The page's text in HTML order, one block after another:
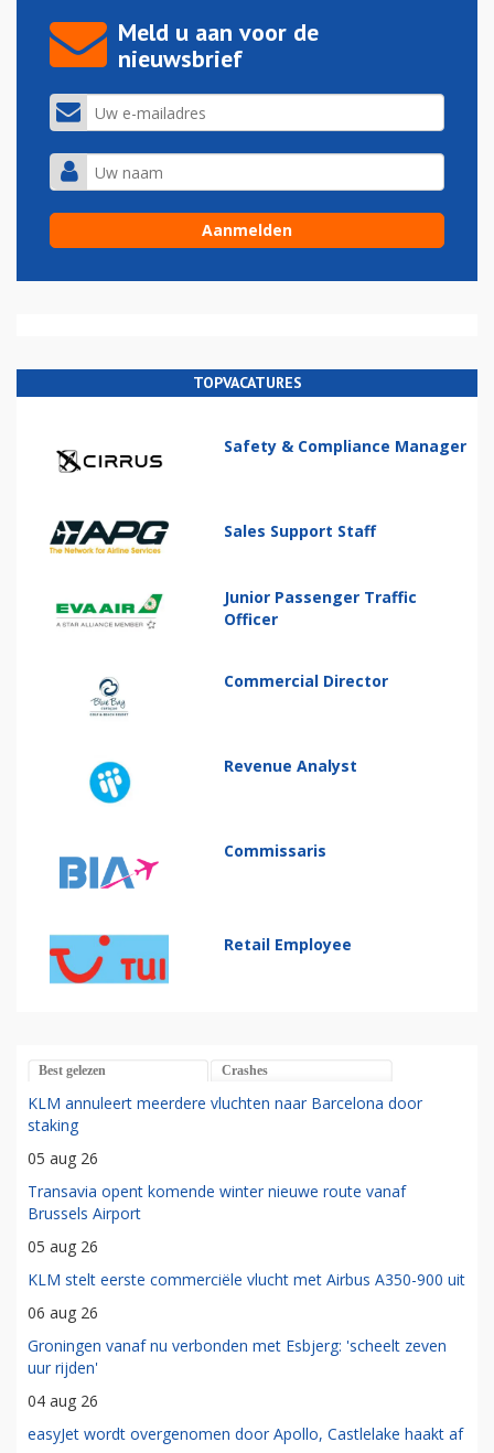
Meld u aan voor de
nieuwsbrief
TOPVACATURES
Safety & Compliance Manager
Sales Support Staff
Junior Passenger Traffic
Officer
Commercial Director
Revenue Analyst
Commissaris
Retail Employee
Best gelezen Crashes
KLM annuleert meerdere vluchten naar Barcelona door
staking
05 aug 26
Transavia opent komende winter nieuwe route vanaf
Brussels Airport
05 aug 26
KLM stelt eerste commerciële vlucht met Airbus A350-900 uit
06 aug 26
Groningen vanaf nu verbonden met Esbjerg: 'scheelt zeven
uur rijden'
04 aug 26
easyJet wordt overgenomen door Apollo, Castlelake haakt af